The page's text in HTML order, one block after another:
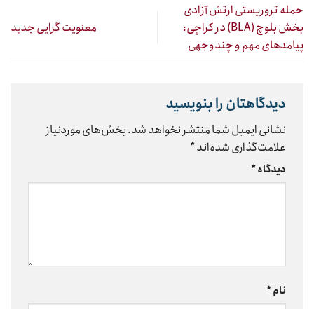
حمله تروریستی ارتش آزادی
بخش بلوچ (BLA) در کراچی:
پیامدهای مهم و چندوجهی
معنویت گرایی جدید
دیدگاهتان را بنویسید
نشانی ایمیل شما منتشر نخواهد شد.بخش‌های موردنیاز
علامت‌گذاری شده‌اند*
دیدگاه*
نام*